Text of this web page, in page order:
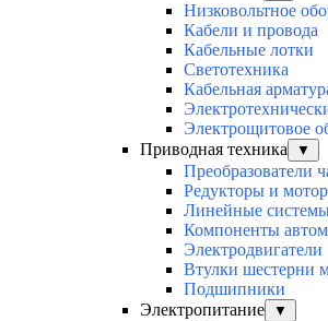
Низковольтное
Кабели и провода
Кабельные лотки
Светотехника
Кабельная
Электрощитовое
Приводная техника
▼
Преобразователи
Редукторы и
Линейные
Компоненты
Электродвигатели
Втулки шестерни
Подшипники
Электропитание
▼